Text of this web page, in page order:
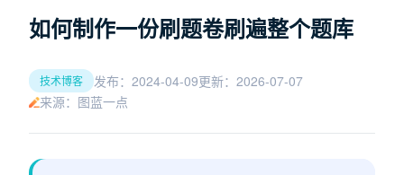
如何制作一份刷题卷刷遍整个题库
技术博客 发布：2024-04-09更新：2026-07-07
来源：图蓝一点